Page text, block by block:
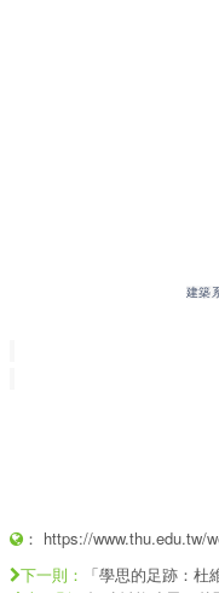
建築
： https://www.thu.edu.tw/
下一則： 「學思的足跡：